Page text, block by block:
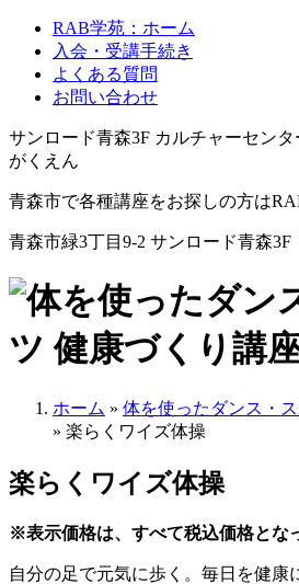
RAB学苑：ホーム
入会・受講手続き
よくある質問
お問い合わせ
サンロード青森3F カルチャーセン
がくえん
青森市で各種講座をお探しの方は
青森市緑3丁目9-2 サンロード青森
ホーム » 体を使ったダンス・
» 楽らくワイズ体操
楽らくワイズ体操
※表示価格は、すべて税込価格とな
自分の足で元気に歩く。毎日を健康